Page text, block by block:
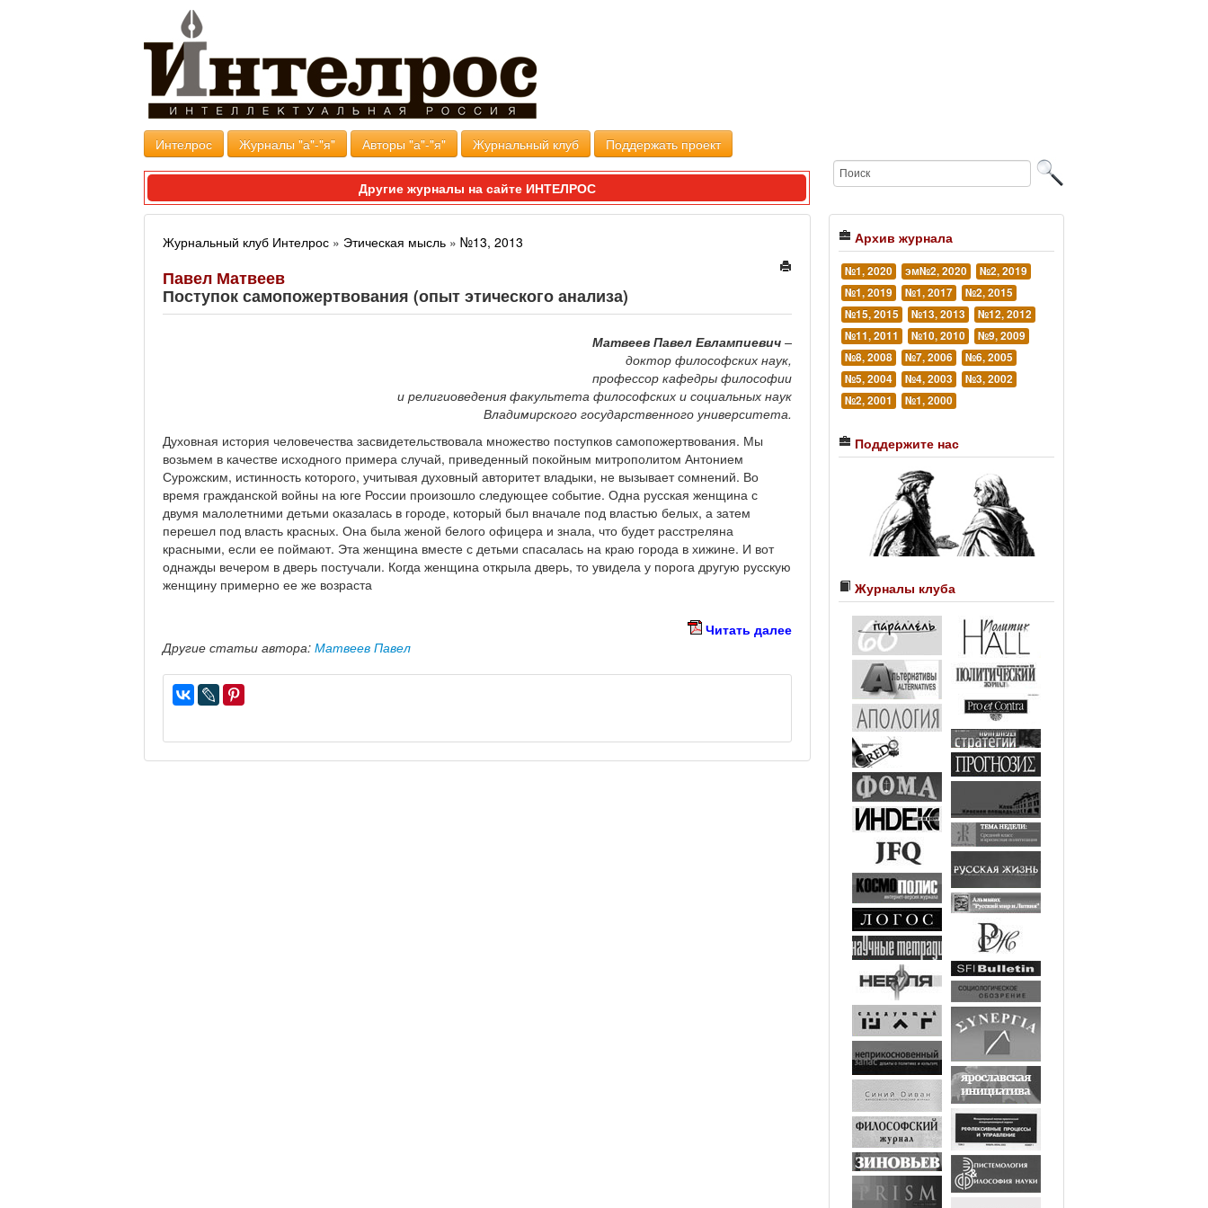
Интелрос Журналы "а"-"я" Авторы "а"-"я" Журнальный клуб Поддержать проект
Другие журналы на сайте ИНТЕЛРОС
Журнальный клуб Интелрос » Этическая мысль » №13, 2013
Павел Матвеев
Поступок самопожертвования (опыт этического анализа)
Матвеев Павел Евлампиевич –
доктор философских наук,
профессор кафедры философии
и религиоведения факультета философских и социальных наук
Владимирского государственного университета.
Духовная история человечества засвидетельствовала множество поступков самопожертвования. Мы
возьмем в качестве исходного примера случай, приведенный покойным митрополитом Антонием
Сурожским, истинность которого, учитывая духовный авторитет владыки, не вызывает сомнений. Во
время гражданской войны на юге России произошло следующее событие. Одна русская женщина с
двумя малолетними детьми оказалась в городе, который был вначале под властью белых, а затем
перешел под власть красных. Она была женой белого офицера и знала, что будет расстреляна
красными, если ее поймают. Эта женщина вместе с детьми спасалась на краю города в хижине. И вот
однажды вечером в дверь постучали. Когда женщина открыла дверь, то увидела у порога другую русскую
женщину примерно ее же возраста
Читать далее
Другие статьи автора: Матвеев Павел
Архив журнала
№1, 2020 эм№2, 2020
№2, 2019
№1, 2019
№1, 2017
№2, 2015
№15, 2015
№13, 2013
№12, 2012
№11, 2011
№10, 2010
№9, 2009
№8, 2008
№7, 2006
№6, 2005
№5, 2004
№4, 2003
№3, 2002
№2, 2001
№1, 2000
Поддержите нас
Журналы клуба